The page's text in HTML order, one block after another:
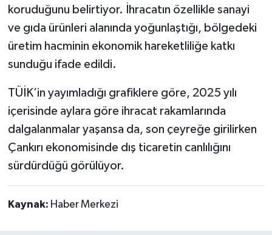
koruduğunu belirtiyor. İhracatın özellikle sanayi
ve gıda ürünleri alanında yoğunlaştığı, bölgedeki
üretim hacminin ekonomik hareketliliğe katkı
sunduğu ifade edildi.
TÜİK’in yayımladığı grafiklere göre, 2025 yılı
içerisinde aylara göre ihracat rakamlarında
dalgalanmalar yaşansa da, son çeyreğe girilirken
Çankırı ekonomisinde dış ticaretin canlılığını
sürdürdüğü görülüyor.
Kaynak: Haber Merkezi